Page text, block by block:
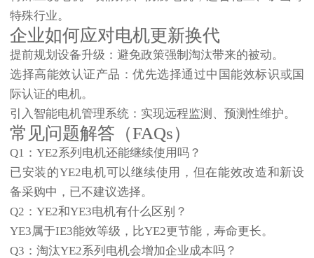
特殊行业。
企业如何应对电机更新换代
提前规划设备升级 ：避免政策强制淘汰带来的被动。
选择高能效认证产品 ：优先选择通过中国能效标识或国
际认证的电机。
引入智能电机管理系统 ：实现远程监测、预测性维护。
常见问题解答（FAQs）
Q1：YE2系列电机还能继续使用吗？
已安装的YE2电机可以继续使用，但在能效改造和新设
备采购中，已不建议选择。
Q2：YE2和YE3电机有什么区别？
YE3属于IE3能效等级，比YE2更节能，寿命更长。
Q3：淘汰YE2系列电机会增加企业成本吗？